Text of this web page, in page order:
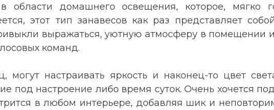
домашнего освещения, которое, мягко
этот тип занавесов как раз представляет
выражаться, уютную атмосферу в помещении
команд.
могут настраивать яркость и наконец-то цвет
настроение либо время суток. Очень хочется
в любом интерьере, добавляя шик и